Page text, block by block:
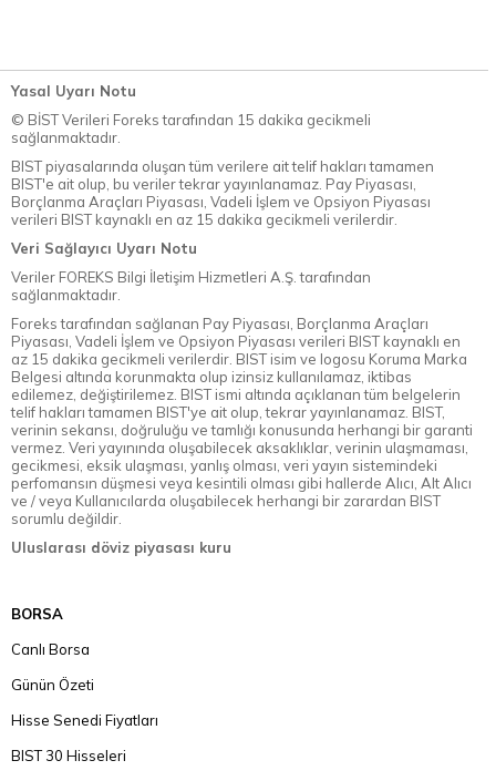
Yasal Uyarı Notu
© BİST Verileri Foreks tarafından 15 dakika gecikmeli
sağlanmaktadır.
BIST piyasalarında oluşan tüm verilere ait telif hakları tamamen
BIST'e ait olup, bu veriler tekrar yayınlanamaz. Pay Piyasası,
Borçlanma Araçları Piyasası, Vadeli İşlem ve Opsiyon Piyasası
verileri BIST kaynaklı en az 15 dakika gecikmeli verilerdir.
Veri Sağlayıcı Uyarı Notu
Veriler FOREKS Bilgi İletişim Hizmetleri A.Ş. tarafından
sağlanmaktadır.
Foreks tarafından sağlanan Pay Piyasası, Borçlanma Araçları
Piyasası, Vadeli İşlem ve Opsiyon Piyasası verileri BIST kaynaklı en
az 15 dakika gecikmeli verilerdir. BIST isim ve logosu Koruma Marka
Belgesi altında korunmakta olup izinsiz kullanılamaz, iktibas
edilemez, değiştirilemez. BIST ismi altında açıklanan tüm belgelerin
telif hakları tamamen BIST'ye ait olup, tekrar yayınlanamaz. BIST,
verinin sekansı, doğruluğu ve tamlığı konusunda herhangi bir garanti
vermez. Veri yayınında oluşabilecek aksaklıklar, verinin ulaşmaması,
gecikmesi, eksik ulaşması, yanlış olması, veri yayın sistemindeki
perfomansın düşmesi veya kesintili olması gibi hallerde Alıcı, Alt Alıcı
ve / veya Kullanıcılarda oluşabilecek herhangi bir zarardan BIST
sorumlu değildir.
Uluslarası döviz piyasası kuru
BORSA
Canlı Borsa
Günün Özeti
Hisse Senedi Fiyatları
BIST 30 Hisseleri